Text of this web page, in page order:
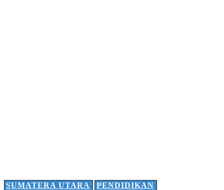
SUMATERA UTARA PENDIDIKAN